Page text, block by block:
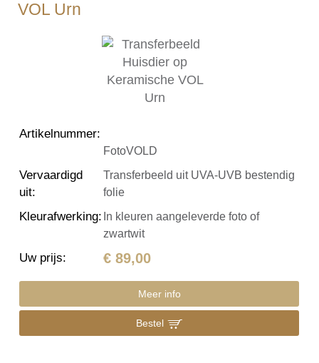
VOL Urn
Artikelnummer:
FotoVOLD
Vervaardigd
uit:
Transferbeeld uit UVA-UVB bestendig
folie
Kleurafwerking: In kleuren aangeleverde foto of
zwartwit
Uw prijs: € 89,00
Meer info
Bestel